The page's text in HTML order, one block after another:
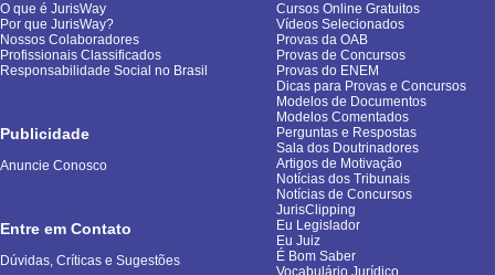
O que é JurisWay
Por que JurisWay?
Nossos Colaboradores
Profissionais Classificados
Responsabilidade Social no Brasil
Publicidade
Anuncie Conosco
Entre em Contato
Dúvidas, Críticas e Sugestões
Cursos Online Gratuitos
Vídeos Selecionados
Provas da OAB
Provas de Concursos
Provas do ENEM
Dicas para Provas e Concursos
Modelos de Documentos
Modelos Comentados
Perguntas e Respostas
Sala dos Doutrinadores
Artigos de Motivação
Notícias dos Tribunais
Notícias de Concursos
JurisClipping
Eu Legislador
Eu Juiz
É Bom Saber
Vocabulário Jurídico